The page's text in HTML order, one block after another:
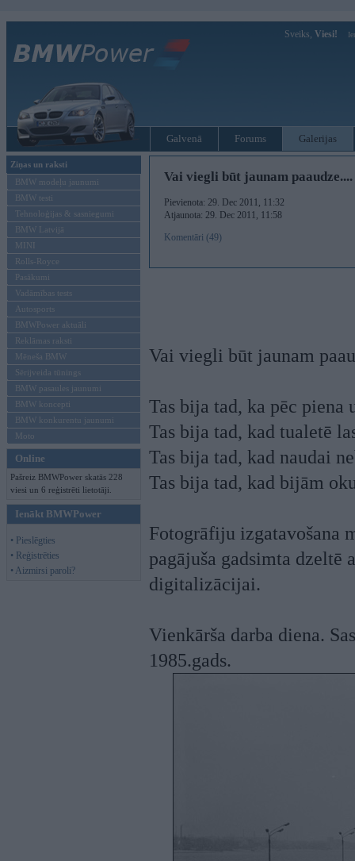
Sveiks, Viesi!
Galvenā Forums Galerijas
Ziņas un raksti
BMW modeļu jaunumi
BMW testi
Tehnoloģijas & sasniegumi
BMW Latvijā
MINI
Rolls-Royce
Pasākumi
Vadāmības tests
Autosports
BMWPower aktuāli
Reklāmas raksti
Mēneša BMW
Sērijveida tūnings
BMW pasaules jaunumi
BMW koncepti
BMW konkurentu jaunumi
Moto
Online
Pašreiz BMWPower skatās 228
viesi un 6 reģistrēti lietotāji.
Ienākt BMWPower
• Pieslēgties
• Reģistrēties
• Aizmirsi paroli?
Vai viegli būt jaunam paaudze....
Pievienota: 29. Dec 2011, 11:32
Atjaunota: 29. Dec 2011, 11:58
Komentāri (49)
Vai viegli būt jaunam
Tas bija tad, ka pēc piena
Tas bija tad, kad tualetē
Tas bija tad, kad naudai
Tas bija tad, kad bijām
Fotogrāfiju izgatavošana
pagājuša gadsimta dzeltē
digitalizācijai.
Vienkārša darba diena.
1985.gads.